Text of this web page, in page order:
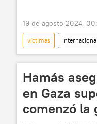
19 de agosto 2024,
víctimas
lluvias
lluvias
Hamás
en Gaza
comenzó la